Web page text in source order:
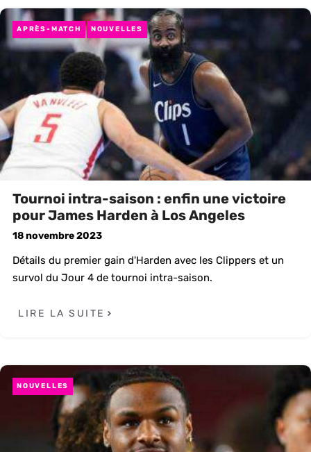
APRÈS-MATCH NOUVELLES
Tournoi intra-saison : enfin une victoire
pour James Harden à Los Angeles
18 novembre 2023
Détails du premier gain d'Harden avec les Clippers et un
survol du Jour 4 de tournoi intra-saison.
LIRE LA SUITE
NOUVELLES